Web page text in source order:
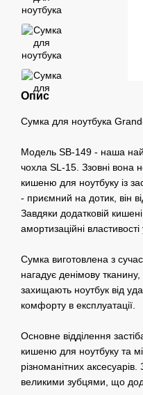
Опис
Сумка для ноутбука
Модель SB-149 - наша
чохла SL-15. Ззовні вона
кишеню для ноутбуку із
- приємний на дотик, він
Завдяки додатковій
амортизаційні
Сумка виготовлена з
нагадує денімову
захищають ноутбук від
комфорту в експлуатації.
Основне відділення
кишеню для ноутбуку та
різноманітних
великими зубцями, що